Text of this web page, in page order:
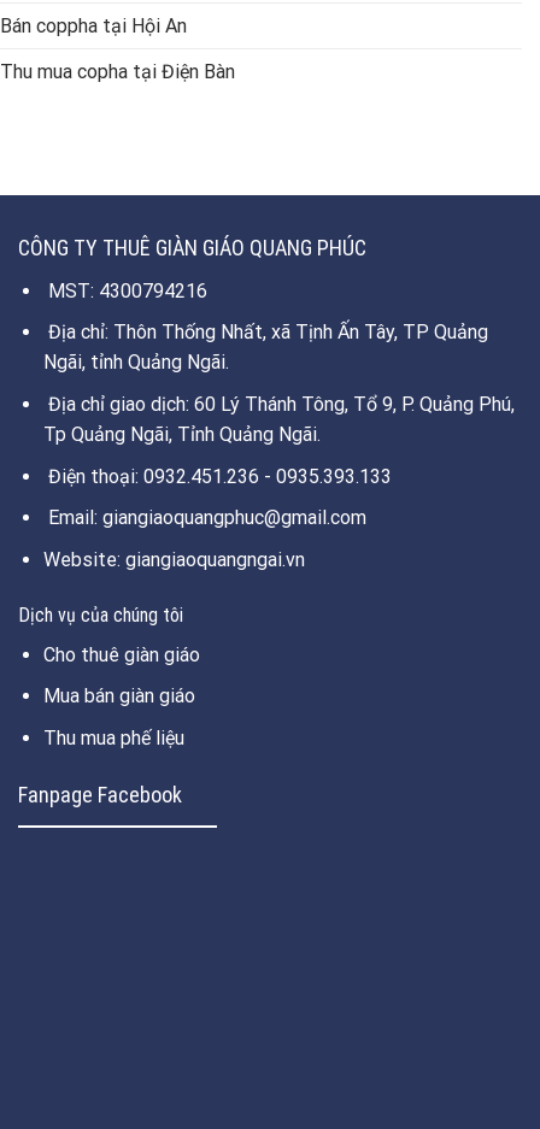
Bán coppha tại Hội An
Thu mua copha tại Điện Bàn
CÔNG TY THUÊ GIÀN GIÁO QUANG PHÚC
MST: 4300794216
Địa chỉ: Thôn Thống Nhất, xã Tịnh Ấn Tây, TP Quảng
Ngãi, tỉnh Quảng Ngãi.
Địa chỉ giao dịch: 60 Lý Thánh Tông, Tổ 9, P. Quảng Phú,
Tp Quảng Ngãi, Tỉnh Quảng Ngãi.
Điện thoại: 0932.451.236 - 0935.393.133
Email: giangiaoquangphuc@gmail.com
Website: giangiaoquangngai.vn
Dịch vụ của chúng tôi
Cho thuê giàn giáo
Mua bán giàn giáo
Thu mua phế liệu
Fanpage Facebook